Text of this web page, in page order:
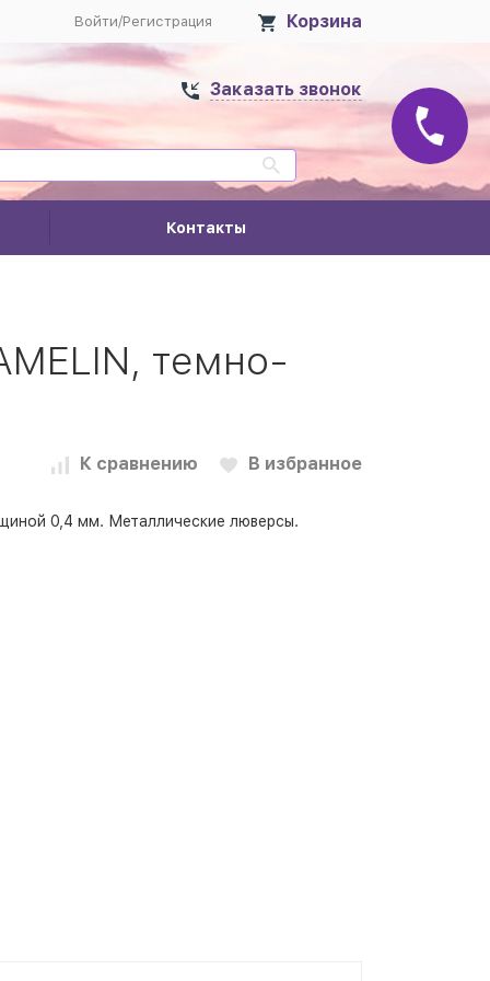
Войти/Регистрация Корзина
Заказать звонок
Контакты
темно-
К сравнению В избранное
0,4 мм. Металлические люверсы.